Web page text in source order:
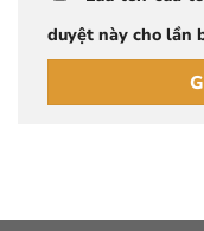
duyệt này cho lần